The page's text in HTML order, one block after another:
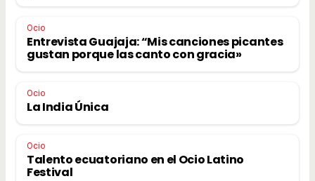
Ocio
Entrevista Guajaja: “Mis canciones picantes
gustan porque las canto con gracia»
Ocio
La India Única
Ocio
Talento ecuatoriano en el Ocio Latino
Festival